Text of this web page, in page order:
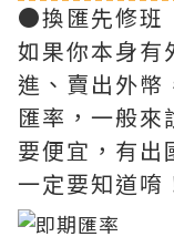
●換匯先修班
如果你本身有
進、賣出外幣
匯率，一般來
要便宜，有出
一定要知道唷